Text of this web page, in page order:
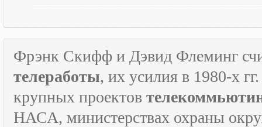
Фрэнк Скифф и Дэвид Флеминг
телеработы, их усилия в 1980-х
крупных проектов
НАСА, министерствах охраны